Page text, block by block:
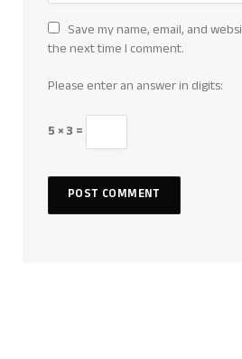
Save my name, email, and
the next time I comment.
Please enter an answer in digits:
5 × 3 =